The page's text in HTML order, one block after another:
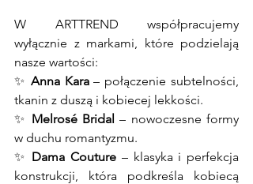
W ARTTREND współpracujemy
wyłącznie z markami, które podzielają
nasze wartości:
✨ Anna Kara – połączenie subtelności,
tkanin z duszą i kobiecej lekkości.
✨ Melrosé Bridal – nowoczesne formy
w duchu romantyzmu.
✨ Dama Couture – klasyka i perfekcja
konstrukcji, która podkreśla kobiecą